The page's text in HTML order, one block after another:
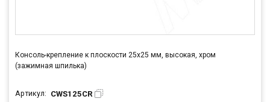
Консоль-крепление к плоскости 25х25 мм, высокая, хром
(зажимная шпилька)
Артикул:
CWS125CR